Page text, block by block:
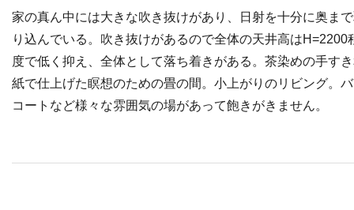
家の真ん中には大きな吹き抜けがあり、日射を十分に奥ま
り込んでいる。吹き抜けがあるので全体の天井高はH=2200
度で低く抑え、全体として落ち着きがある。茶染めの手す
紙で仕上げた瞑想のための畳の間。小上がりのリビング。
コートなど様々な雰囲気の場があって飽きがきません。